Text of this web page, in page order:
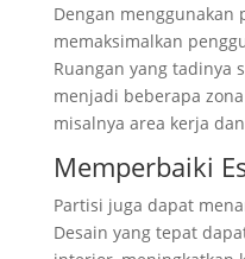
Dengan menggunakan
memaksimalkan
Ruangan yang tadinya
menjadi beberapa
misalnya area kerja
Memperbaiki
Partisi juga dapat
Desain yang tepat